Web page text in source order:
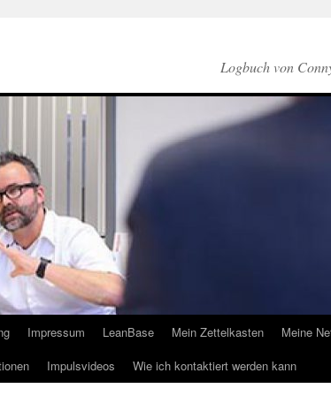
Logbuch von
Impressum LeanBase Mein Zettelkasten
Meine
Impulsvideos Wie ich kontaktiert werden kann